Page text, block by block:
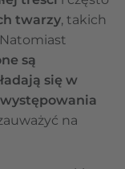
twarzy, takich
są
się w
na